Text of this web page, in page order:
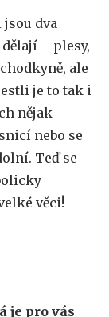
dva
– plesy,
ale
je to tak i
nějak
nebo se
Teď se
věci!
je pro vás